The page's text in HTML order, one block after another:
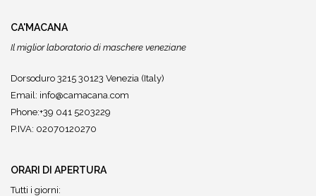
CA'MACANA
Il miglior laboratorio di maschere veneziane
Dorsoduro 3215 30123 Venezia (Italy)
Email: info@camacana.com
Phone:+39 041 5203229
P.IVA: 02070120270
ORARI DI APERTURA
Tutti i giorni: